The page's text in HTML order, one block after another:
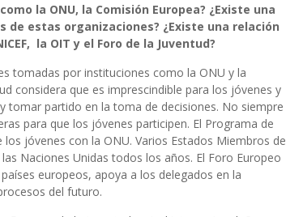
la ONU, la Comisión Europea? ¿Existe una
estas organizaciones? ¿Existe una relación
la OIT y el Foro de la Juventud?
tomadas por instituciones como la ONU y la
considera que es imprescindible para los jóvenes y
tomar partido en la toma de decisiones. No siempre
para que los jóvenes participen. El Programa de
jóvenes con la ONU. Varios Estados Miembros de
Naciones Unidas todos los años. El Foro Europeo
europeos, apoya a los delegados en la
del futuro.